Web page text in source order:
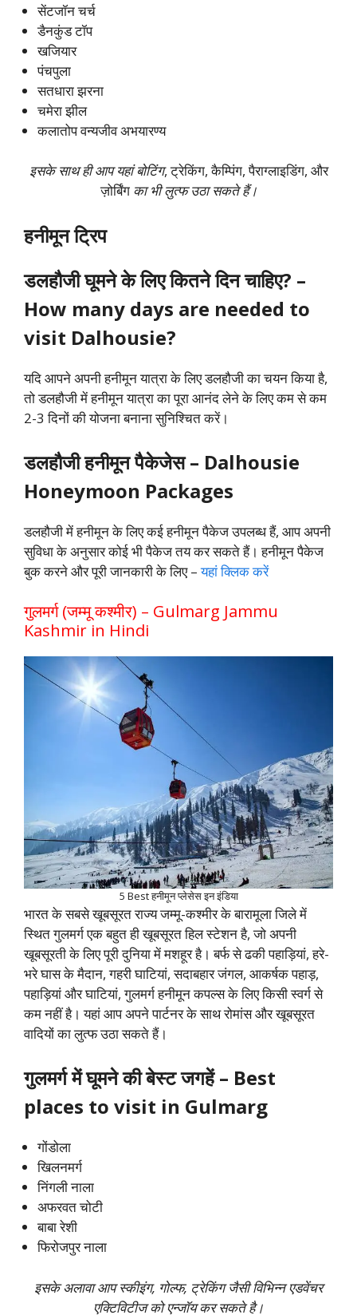
सेंटजॉन चर्च
डैनकुंड टॉप
खजियार
पंचपुला
सतधारा झरना
चमेरा झील
कलातोप वन्यजीव अभयारण्य
इसके साथ ही आप यहां बोटिंग, ट्रेकिंग, कैम्पिंग, पैराग्लाइडिंग, और
ज़ोर्बिंग का भी लुत्फ उठा सकते हैं।
हनीमून ट्रिप
डलहौजीघूमने के लिए कितने दिन चाहिए? –
How many days are needed to
visit Dalhousie?
यदि आपने अपनी हनीमून यात्रा के लिए डलहौजी का चयन किया है,
तो डलहौजी में हनीमून यात्रा का पूरा आनंद लेने के लिए कम से कम
2-3 दिनों की योजना बनाना सुनिश्चित करें।
डलहौजीहनीमून पैकेजेस – Dalhousie
Honeymoon Packages
डलहौजीमें हनीमून के लिए कई हनीमून पैकेज उपलब्ध हैं, आप अपनी
सुविधा के अनुसार कोई भी पैकेज तय कर सकते हैं। हनीमून पैकेज
बुक करने और पूरी जानकारी के लिए –यहां क्लिक करें
गुलमर्ग (जम्‍मू कश्‍मीर) – Gulmarg Jammu
Kashmir in Hindi
5 Best हनीमून प्लेसेस इन इंडिया
भारत के सबसे खूबसूरत राज्य जम्मू-कश्मीर के बारामूला जिले में
स्थित गुलमर्ग एक बहुत ही खूबसूरत हिल स्टेशन है, जो अपनी
खूबसूरती के लिए पूरी दुनिया में मशहूर है। बर्फ से ढकी पहाड़ियां, हरे-
भरे घास के मैदान, गहरी घाटियां, सदाबहार जंगल, आकर्षक पहाड़,
पहाड़ियां और घाटियां, गुलमर्ग हनीमून कपल्स के लिए किसी स्वर्ग से
कम नहीं है। यहां आप अपने पार्टनर के साथ रोमांस और खूबसूरत
वादियों का लुत्फ उठा सकते हैं।
गुलमर्ग में घूमने की बेस्ट जगहें – Best
places to visit in Gulmarg
गोंडोला
खिलनमर्ग
निंगली नाला
अफरवत चोटी
बाबा रेशी
फिरोजपुर नाला
इसके अलावा आप स्कीइंग, गोल्फ, ट्रेकिंग जैसी विभिन्न एडवेंचर
एक्टिविटीज को एन्जॉय कर सकते है।